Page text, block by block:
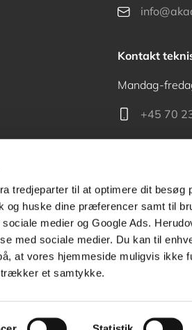
tredjeparter til at optimere dit besøg
og huske dine præferencer samt til
medier og Google Ads.
med sociale medier. Du kan til
at vores hjemmeside muligvis ikke
et samtykke.
Kontakt
Mandag-
+45 70
Kontakt
+45 70